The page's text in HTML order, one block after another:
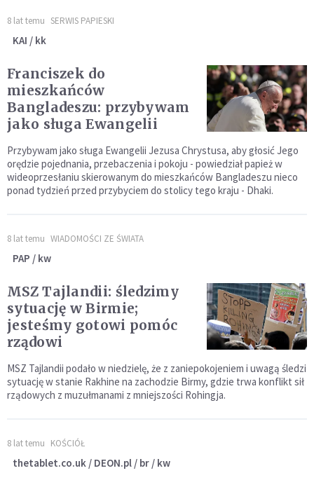
8 lat temu SERWIS PAPIESKI
KAI / kk
Franciszek do
mieszkańców
Bangladeszu: przybywam
jako sługa Ewangelii
Przybywam jako sługa Ewangelii Jezusa Chrystusa, aby głosić Jego
orędzie pojednania, przebaczenia i pokoju - powiedział papież w
wideoprzesłaniu skierowanym do mieszkańców Bangladeszu nieco
ponad tydzień przed przybyciem do stolicy tego kraju - Dhaki.
8 lat temu WIADOMOŚCI ZE ŚWIATA
PAP / kw
MSZ Tajlandii: śledzimy
sytuację w Birmie;
jesteśmy gotowi pomóc
rządowi
MSZ Tajlandii podało w niedzielę, że z zaniepokojeniem i uwagą śledzi
sytuację w stanie Rakhine na zachodzie Birmy, gdzie trwa konflikt sił
rządowych z muzułmanami z mniejszości Rohingja.
8 lat temu KOŚCIÓŁ
thetablet.co.uk / DEON.pl / br / kw